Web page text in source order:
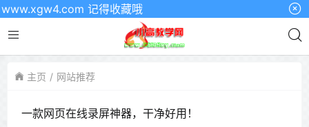
记得收藏哦
主页 网站推荐
一款网页在线录屏神器，干净好用！